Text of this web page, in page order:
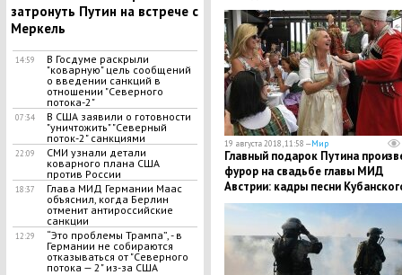
затронуть Путин на встрече с
Меркель
14:59
В Госдуме раскрыли
"коварную" цель сообщений
о введении санкций в
отношении "Северного
потока-2"
07:34
В США заявили о готовности
"уничтожить" "Северный
поток-2" санкциями
22:09
СМИ узнали детали
коварного плана США
против России
18:37
Глава МИД Германии Маас
объяснил, когда Берлин
отменит антироссийские
санкции
12:29
“Это проблемы Трампа”, - в
Германии не собираются
отказываться от "Северного
потока — 2" из-за США
19 августа 2018, 11:58 —Мир
Главный подарок Путина
фурор на свадьбе главы МИД
Австрии: кадры песни
хора на немецком языке